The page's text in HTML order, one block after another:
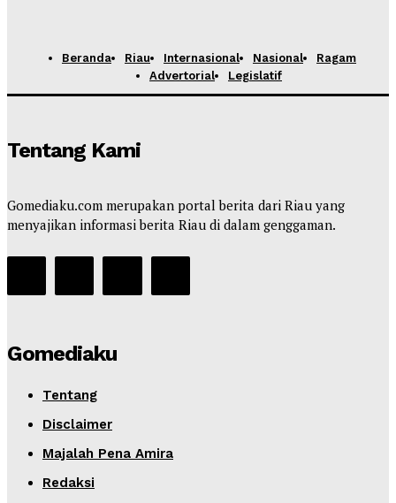
Beranda Riau Internasional Nasional
Ragam
Advertorial
Legislatif
Tentang Kami
Gomediaku.com merupakan portal berita dari Riau yang
menyajikan informasi berita Riau di dalam genggaman.
Gomediaku
Tentang
Disclaimer
Majalah Pena Amira
Redaksi